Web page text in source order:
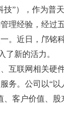
”），作为普
理经验，经过
。近日，邝铭
了新的活力。
互联网相关硬
务。公司以“
客户价值、